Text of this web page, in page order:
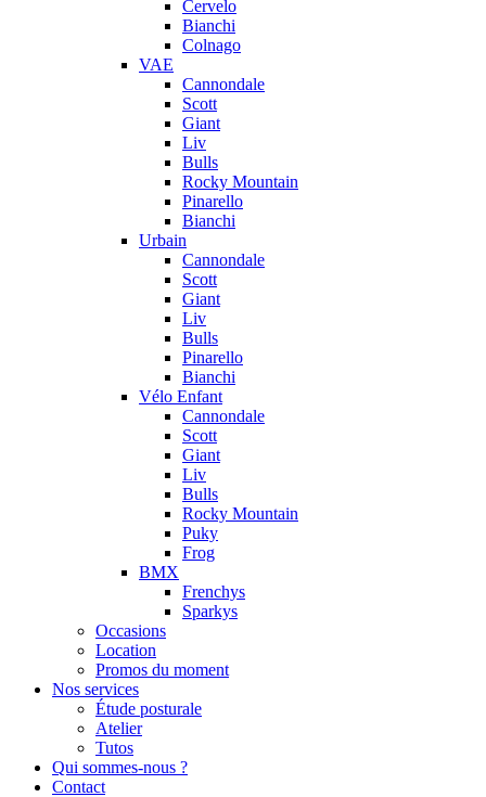
Cervelo
Bianchi
Colnago
VAE
Cannondale
Scott
Giant
Liv
Bulls
Rocky Mountain
Pinarello
Bianchi
Urbain
Cannondale
Scott
Giant
Liv
Bulls
Pinarello
Bianchi
Vélo Enfant
Cannondale
Scott
Giant
Liv
Bulls
Rocky Mountain
Puky
Frog
BMX
Frenchys
Sparkys
Occasions
Location
Promos du moment
Nos services
Étude posturale
Atelier
Tutos
Qui sommes-nous ?
Contact